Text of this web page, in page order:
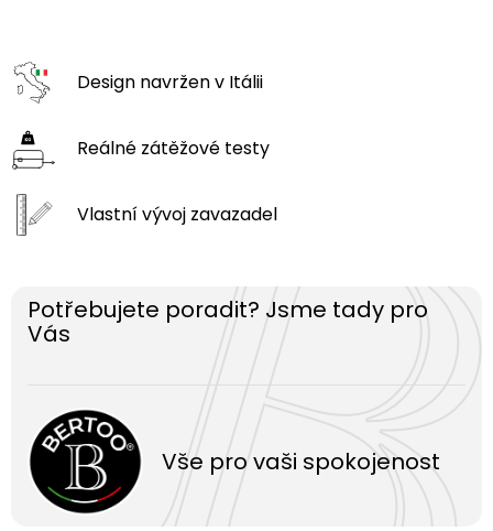
Design navrženv Itálii
Reálné zátěžové testy
Vlastní vývoj zavazadel
Potřebujete poradit? Jsme tady pro
Vás
Vše pro vaši spokojenost